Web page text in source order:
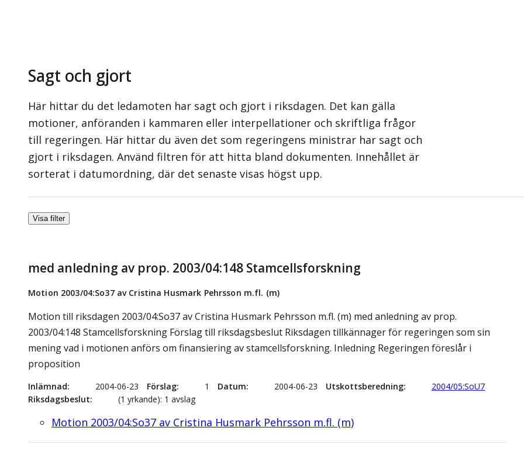
Sagt och gjort
Här hittar du det ledamoten har sagt och gjort i riksdagen. Det kan gälla
motioner, anföranden i kammaren eller interpellationer och skriftliga frågor
till regeringen. Här hittar du även det som regeringens ministrar har sagt och
gjort i riksdagen. Använd filtren för att hitta bland dokumenten. Innehållet är
sorterat i datumordning, där det senaste visas högst upp.
Visa filter
med anledning av prop. 2003/04:148 Stamcellsforskning
Motion 2003/04:So37 av Cristina Husmark Pehrsson m.fl. (m)
Motion till riksdagen 2003/04:So37 av Cristina Husmark Pehrsson m.fl. (m) med anledning av prop.
2003/04:148 Stamcellsforskning Förslag till riksdagsbeslut Riksdagen tillkännager för regeringen som sin
mening vad i motionen anförs om finansiering av stamcellsforskning. Inledning Regeringen föreslår i
proposition
Inlämnad 2004-06-23 Förslag 1 Datum 2004-06-23 Utskottsberedning
2004/05:SoU7
Riksdagsbeslut
(1 yrkande): 1 avslag
Motion 2003/04:So37 av Cristina Husmark Pehrsson m.fl. (m)